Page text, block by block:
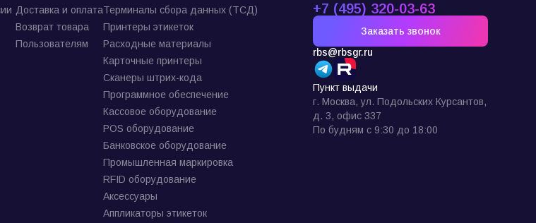
Доставка и оплата
Возврат товара
Пользователям
Терминалы сбора данных (ТСД)
Принтеры этикеток
Расходные материалы
Карточные принтеры
Сканеры штрих-кода
Программное обеспечение
Кассовое оборудование
POS оборудование
Банковское оборудование
Промышленная маркировка
RFID оборудование
Аксессуары
Аппликаторы этикеток
+7 (495) 320-03-63
Заказать звонок
rbs@rbsgr.ru
Пункт выдачи
г. Москва, ул. Подольских Курсантов,
д. 3, офис 337
По будням с 9:30 до 18:00